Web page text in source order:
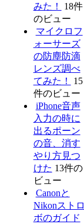
みた！
18件
のビュー
マイクロフ
ォーサーズ
の防塵防滴
レンズ調べ
てみた！
15
件のビュー
iPhone音声
入力の時に
出るポーン
の音、消す
やり方見つ
けた 13件の
ビュー
Canonと
Nikonストロ
ボのガイド